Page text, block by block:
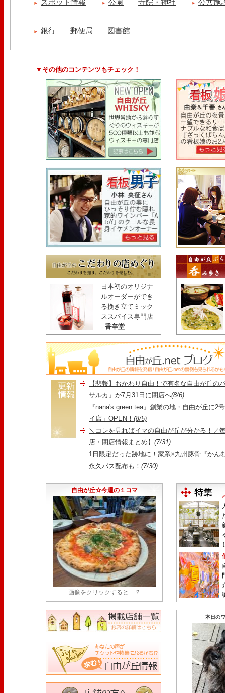
スポット情報 公園 寺院・神社 公共施
銀行 郵便局 図書館
▼その他のコンテンツもチェック！
日本初のオリジナ
ルオーダーができ
る挽き立てミック
ススパイス専門店
- 香辛堂
【悲報】おかわり自由！で有名な自由が丘の
サルカ』が7月31日に閉店へ(8/6)
『nana's green tea』創業の地・自由が丘に2
イ店」OPEN！ (8/5)
＼コレを見ればイマの自由が丘が分かる！／
店・閉店情報まとめ】 (7/31)
1日限定だった跡地に！家系×九州豚骨『かん
永久パス配布も！ (7/30)
由が丘店』が閉店
自由が丘☆今週の１コマ
画像をクリックすると…？
本日の